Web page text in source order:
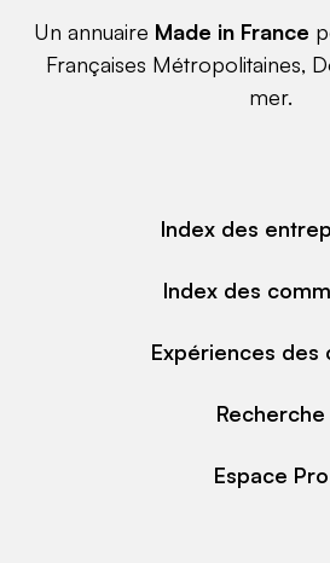
Un annuaire Made in France
Françaises Métropolitaines,
mer.
Index des
Index des
Expériences des
Recherche
Espace Pro